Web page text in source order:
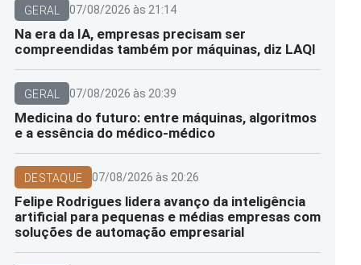
GERAL 07/08/2026 às 21:14
Na era da IA, empresas precisam ser
compreendidas também por máquinas, diz LAQI
GERAL 07/08/2026 às 20:39
Medicina do futuro: entre máquinas, algoritmos
e a essência do médico-médico
DESTAQUE 07/08/2026 às 20:26
Felipe Rodrigues lidera avanço da inteligência
artificial para pequenas e médias empresas com
soluções de automação empresarial